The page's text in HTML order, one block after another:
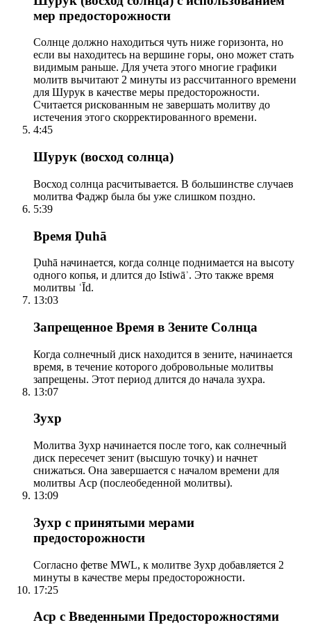
мер предосторожности
Солнце должно находиться чуть ниже горизонта, но
если вы находитесь на вершине горы, оно может стать
видимым раньше. Для учета этого многие графики
молитв вычитают 2 минуты из рассчитанного времени
для Шурук в качестве меры предосторожности.
Считается рискованным не завершать молитву до
истечения этого скорректированного времени.
4:45
Шурук (восход солнца)
Восход солнца расчитывается. В большинстве случаев
молитва Фаджр была бы уже слишком поздно.
5:39
Время Ḍuhā
Ḍuhā начинается, когда солнце поднимается на высоту
одного копья, и длится до Istiwāʾ. Это также время
молитвы ʿĪd.
13:03
Запрещенное Время в Зените Солнца
Когда солнечный диск находится в зените, начинается
время, в течение которого добровольные молитвы
запрещены. Этот период длится до начала зухра.
13:07
Зухр
Молитва Зухр начинается после того, как солнечный
диск пересечет зенит (высшую точку) и начнет
снижаться. Она завершается с началом времени для
молитвы Аср (послеобеденной молитвы).
13:09
Зухр с принятыми мерами
предосторожности
Согласно фетве MWL, к молитве Зухр добавляется 2
минуты в качестве меры предосторожности.
17:25
Аср с Введенными Предосторожностями